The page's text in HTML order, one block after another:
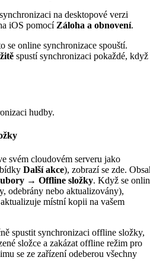
na desktopové verzi
iOS pomocí Záloha a obnovení.
se online synchronizace spouští.
spustí synchronizaci pokaždé, když
hudby.
svém cloudovém serveru jako
Další akce), zobrazí se zde.
→ Offline složky. Když se
odebrány nebo aktualizovány),
místní kopii na vašem
spustit synchronizaci offline složky,
složce a zakázat offline režim pro
se ze zařízení odeberou všechny